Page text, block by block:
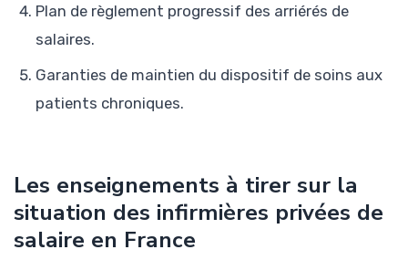
Plan de règlement progressif des arriérés de
salaires.
Garanties de maintien du dispositif de soins aux
patients chroniques.
Les enseignements à tirer sur la
situation des infirmières privées de
salaire en France